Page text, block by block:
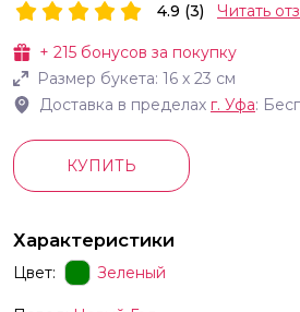
+ 215 бонусов за покупку
Размер букета: 16 х 23 см
Доставка в пределах г. Уфа:
4.9 (3) Читать
КУПИТЬ
Характеристики
Цвет: Зеленый